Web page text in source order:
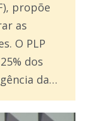
propõe
as
O PLP
dos
da…